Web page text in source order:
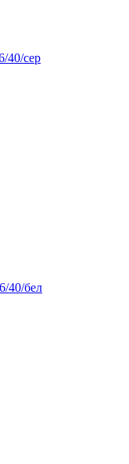
40/сер
40/бел